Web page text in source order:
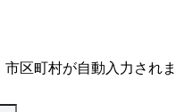
区町村が自動入力されま